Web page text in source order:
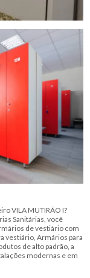
VILA MUTIRÃO I?
Sanitárias, você
de vestiário com
vestiário, Armários para
de alto padrão, a
modernas e em